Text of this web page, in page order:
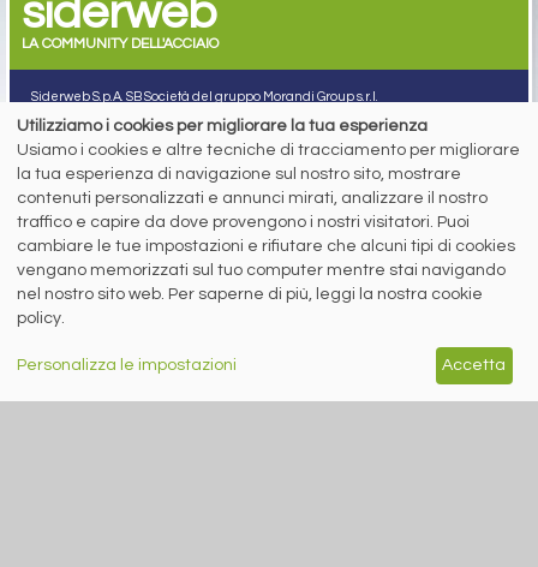
siderweb
LA COMMUNITY DELL'ACCIAIO
Siderweb S.p.A. SB Società del gruppo Morandi Group s.r.l.
ISSN 2532-2982
Sede sociale: Flero (Brescia) Via Don Milani 5
+39 030 254 00 06
E.
info@siderweb.com
Copyright siderweb spa sb
Tutti i diritti sono riservati
Privacy policy
Digital Services Act Policy
MENU
SEGUICI SUI NOSTRI
SOCIAL NETWORK
Utilizziamo i cookies per migliorare la tua esperienza
Usiamo i cookies e altre tecniche di tracciamento per migliorare
la tua esperienza di navigazione sul nostro sito, mostrare
contenuti personalizzati e annunci mirati, analizzare il nostro
traffico e capire da dove provengono i nostri visitatori. Puoi
cambiare le tue impostazioni e rifiutare che alcuni tipi di cookies
vengano memorizzati sul tuo computer mentre stai navigando
nel nostro sito web. Per saperne di più, leggi la nostra cookie
policy.
Personalizza le impostazioni Accetta